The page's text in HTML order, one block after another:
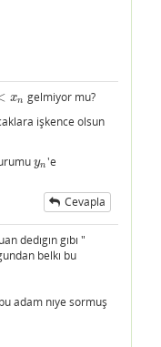
xn
n
gelmiyor mu?
işkence olsun
yn
yn'e
Cevapla
dedıgın gıbı "
belkı bu
adam nıye sormuş